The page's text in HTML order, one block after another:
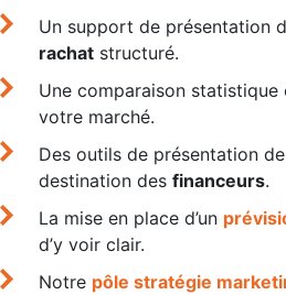
Un support de présentation
rachat structuré.
Une comparaison
votre marché.
Des outils de présentation
destination des financeurs.
La mise en place d’un
d’y voir clair.
Notre pôle stratégie